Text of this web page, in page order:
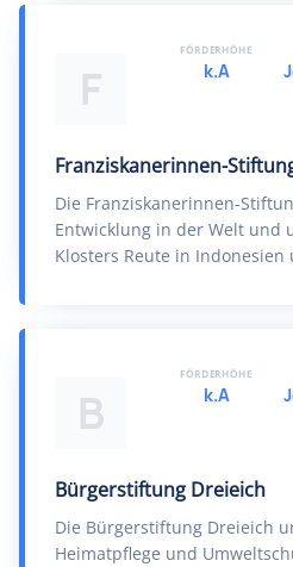
F
Franziskanerinnen-
Die Franziskanerinnen-
Entwicklung in der Welt und
Klosters Reute in Indonesien
FÖRDERHÖHE
k.A
B
Bürgerstiftung Dreieich
Die Bürgerstiftung Dreieich
Heimatpflege und
FÖRDERHÖHE
k.A